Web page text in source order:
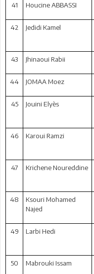
41 Houcine ABBASSI
42 Jedidi Kamel
43 Jhinaoui Rabii
44 JOMAA Moez
45 Jouini Elyès
46 Karoui Ramzi
47 Krichene Noureddine
48
Ksouri Mohamed
Najed
49 Larbi Hedi
50 Mabrouki Issam